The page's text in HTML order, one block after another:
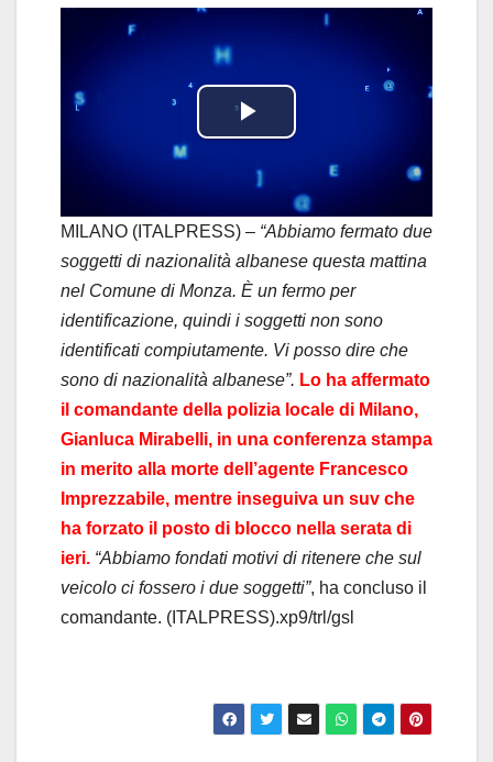
P
l
a
y
V
i
d
e
o
MILANO (ITALPRESS) – “Abbiamo fermato due
soggetti di nazionalità albanese questa mattina
nel Comune di Monza. È un fermo per
identificazione, quindi i soggetti non sono
identificati compiutamente. Vi posso dire che
sono di nazionalità albanese”. Lo ha affermato
il comandante della polizia locale di Milano,
Gianluca Mirabelli, in una conferenza stampa
in merito alla morte dell’agente Francesco
Imprezzabile, mentre inseguiva un suv che
ha forzato il posto di blocco nella serata di
ieri. “Abbiamo fondati motivi di ritenere che sul
veicolo ci fossero i due soggetti”, ha concluso il
comandante. (ITALPRESS).xp9/trl/gsl